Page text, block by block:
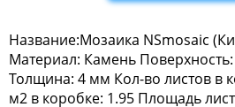
Мозаика
Мозаика Gold
Название:Мозаика NSmosaic
Материал: Камень
Толщина: 4 мм Кол-во листов в
м2 в коробке: 1.95 Площадь